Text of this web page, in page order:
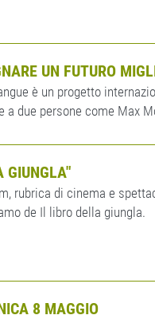
UN FUTURO
è un progetto
a due persone come Max
GIUNGLA"
rubrica di cinema e
de Il libro della
8 MAGGIO